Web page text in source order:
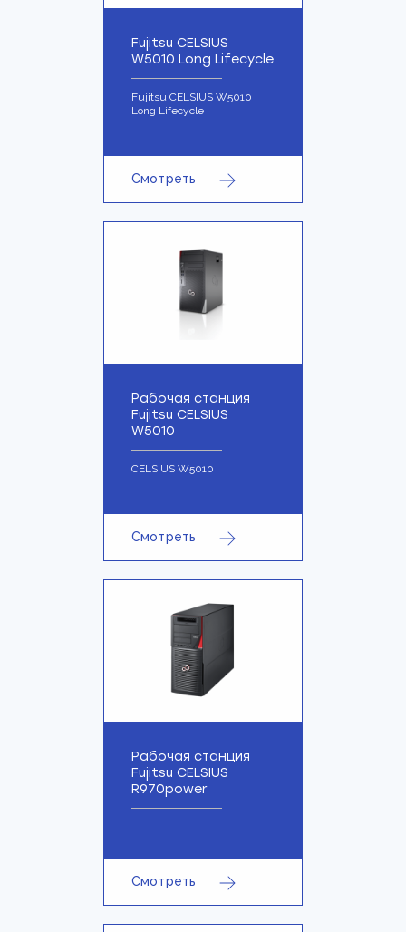
Fujitsu CELSIUS
W5010 Long Lifecycle
Fujitsu CELSIUS W5010
Long Lifecycle
Смотреть
Рабочая станция
Fujitsu CELSIUS
W5010
CELSIUS W5010
Смотреть
Рабочая станция
Fujitsu CELSIUS
R970power
Смотреть